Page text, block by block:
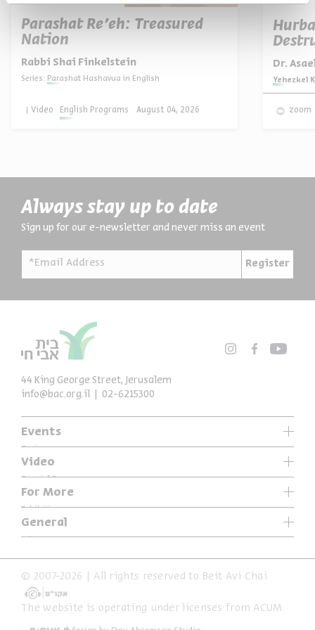
Parashat Re’eh: Treasured
Nation
Rabbi Shai Finkelstein
Series: Parashat Hashavua in English
English Programs
Video August 04, 2026
Dr.
Series:
Yehezkel
zoom
Always stay up to date
Sign up for our e-newsletter and never miss an event
*Email Address Register
Events
Series
Past Programs
Video
Special Programs
Music
For More
Exhibitions
Articles
General
Accessibility Declaration
Terms of Usage & Privacy
44 King George Street, Jerusalem
info@bac.org.il
02-6215300
© 2007-2026 | All rights reserved to Beit Avi Chai
The website is operating under licenses from ACUM